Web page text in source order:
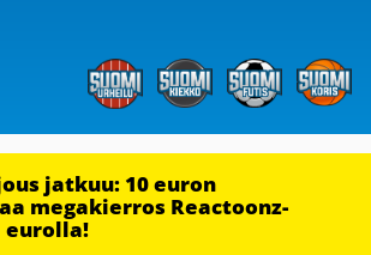
jatkuu: 10 euron
megakierros Reactoonz-
eurolla!